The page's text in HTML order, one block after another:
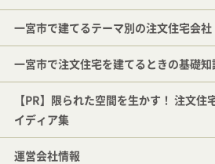
一宮市で建てるテーマ別の注文住宅会社
一宮市で注文住宅を建てるときの基礎知
【PR】限られた空間を生かす！ 注文
イディア集
運営会社情報